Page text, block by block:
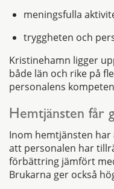
meningsfulla
tryggheten och
Kristinehamn ligger
både län och rike på
personalens
Hemtjänsten får
Inom hemtjänsten
att personalen har
förbättring jämfört
Brukarna ger också